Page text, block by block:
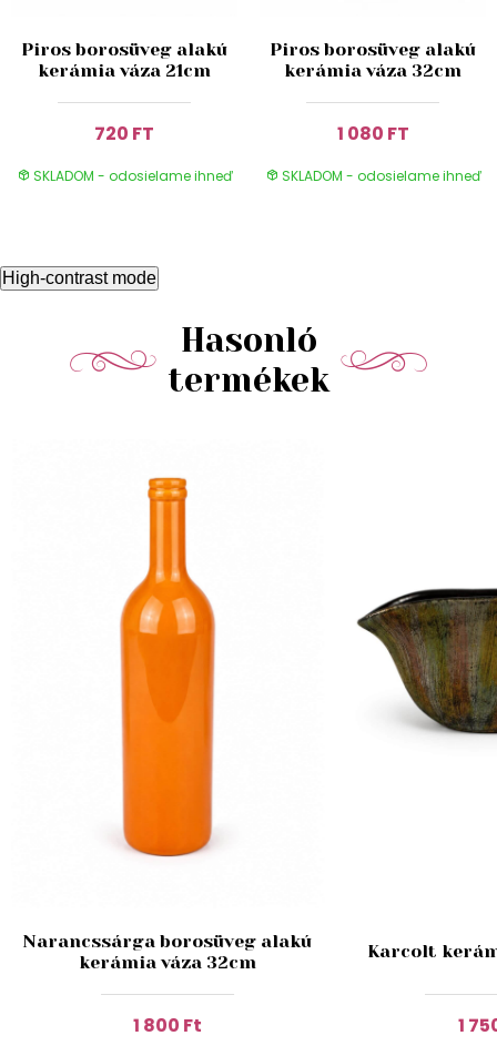
Piros borosüveg alakú
kerámia váza 21cm
720 FT
SKLADOM - odosielame ihneď
Piros borosüveg alakú
kerámia váza 32cm
1 080 FT
SKLADOM - odosielame ihneď
High-contrast mode
Hasonló
termékek
Narancssárga borosüveg alakú
kerámia váza 32cm
1 800 Ft
Karcolt
1